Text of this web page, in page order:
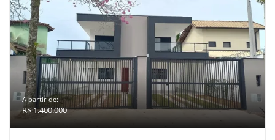
A partir de:
R$ 1.400.000